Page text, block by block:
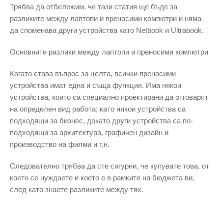
Трябва да отбележим, че тази статия ще бъде за
разликите между лаптопи и преносими компютри и няма
да споменава други устройства като Netbook и Ultrabook.
Основните разлики между лаптопи и преносими компютри
Когато става въпрос за целта, всички преносими
устройства имат една и съща функция. Има някои
устройства, които са специално проектирани да отговарят
на определен вид работа; като някои устройства са
подходящи за бизнес, докато други устройства са по-
подходящи за архитектура, графичен дизайн и
производство на филми и т.н.
Следователно трябва да сте сигурни, че купувате това, от
което се нуждаете и което е в рамките на бюджета ви,
след като знаете разликите между тях.